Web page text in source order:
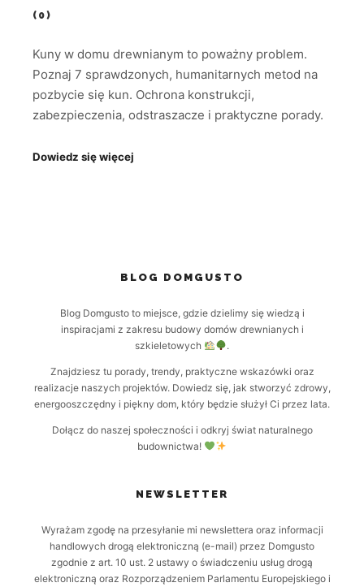
(0)
Kuny w domu drewnianym to poważny problem.
Poznaj 7 sprawdzonych, humanitarnych metod na
pozbycie się kun. Ochrona konstrukcji,
zabezpieczenia, odstraszacze i praktyczne porady.
Dowiedz się więcej
BLOG DOMGUSTO
Blog Domgusto to miejsce, gdzie dzielimy się wiedzą i
inspiracjami z zakresu budowy domów drewnianych i
szkieletowych
.
Znajdziesz tu porady, trendy, praktyczne wskazówki oraz
realizacje naszych projektów. Dowiedz się, jak stworzyć zdrowy,
energooszczędny i piękny dom, który będzie służył Ci przez lata.
Dołącz do naszej społeczności i odkryj świat naturalnego
budownictwa!
NEWSLETTER
Wyrażam zgodę na przesyłanie mi newslettera oraz informacji
handlowych drogą elektroniczną (e-mail) przez Domgusto
zgodnie z art. 10 ust. 2 ustawy o świadczeniu usług drogą
elektroniczną oraz Rozporządzeniem Parlamentu Europejskiego i